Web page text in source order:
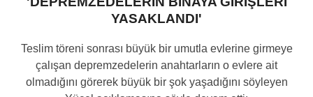
YASAKLANDI'
Teslim töreni sonrası büyük bir umutla evlerine girmeye
çalışan depremzedelerin anahtarların o evlere ait
olmadığını görerek büyük bir şok yaşadığını söyleyen